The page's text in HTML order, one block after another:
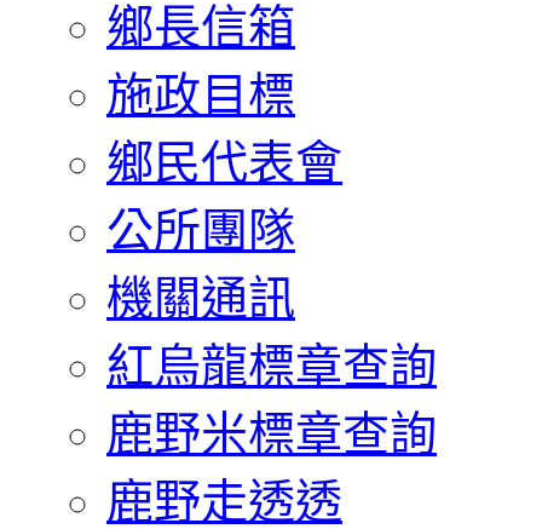
鄉長信箱
施政目標
鄉民代表會
公所團隊
機關通訊
紅烏龍標章查詢
鹿野米標章查詢
鹿野走透透